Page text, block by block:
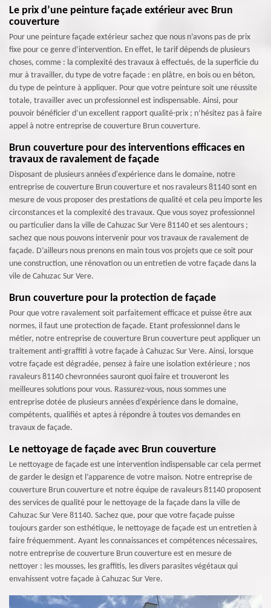
Le prix d’une peinture façade extérieur avec Brun
couverture
Pour une peinture façade extérieur sachez que nous n’avons pas de prix
fixe pour ce genre d’intervention. En effet, le tarif dépends de plusieurs
choses, comme : la complexité des travaux à effectués, de la superficie du
mur à travailler, du type de votre façade : en plâtre, en bois ou en béton,
du type de peinture à appliquer. Pour que votre peinture soit une réussite
totale, travailler avec un professionnel est indispensable. Ainsi, pour
pouvoir bénéficier d’un excellent rapport qualité-prix ; n’hésitez pas à faire
appel à notre entreprise de couverture Brun couverture.
Brun couverture pour des interventions efficaces en
travaux de ravalement de façade
Disposant de plusieurs années d'expérience dans le domaine, notre
entreprise de couverture Brun couverture et nos ravaleurs 81140 sont en
mesure de vous proposer des prestations de qualité et cela peu importe les
circonstances et la complexité des travaux. Que vous soyez professionnel
ou particulier dans la ville de Cahuzac Sur Vere 81140 et ses alentours ;
sachez que nous pouvons intervenir pour vos travaux de ravalement de
façade. D’ailleurs nous prenons en main tous vos projets que ce soit pour
une construction, une rénovation ou un entretien de votre façade dans la
vile de Cahuzac Sur Vere.
Brun couverture pour la protection de façade
Pour que votre ravalement soit parfaitement efficace et puisse être aux
normes, il faut une protection de façade. Etant professionnel dans le
métier, notre entreprise de couverture Brun couverture peut appliquer un
traitement anti-graffiti à votre façade à Cahuzac Sur Vere. Ainsi, lorsque
votre façade est dégradée, pensez à faire une isolation extérieure ; nos
ravaleurs 81140 chevronnées sauront quoi faire et trouveront les
meilleures solutions pour vous. Rassurez-vous, nous sommes une
entreprise dotée de plusieurs années d’expérience dans le domaine,
compétents, qualifiés et aptes à répondre à toutes vos demandes en
travaux de façade.
Le nettoyage de façade avec Brun couverture
Le nettoyage de façade est une intervention indispensable car cela permet
de garder le design et l’apparence de votre maison. Notre entreprise de
couverture Brun couverture et notre équipe de ravaleurs 81140 proposent
des services de qualité pour le nettoyage de la façade dans la ville de
Cahuzac Sur Vere 81140. Sachez que, pour que votre façade puisse
toujours garder son esthétique, le nettoyage de façade est un entretien à
faire fréquemment. Ayant les connaissances et compétences nécessaires,
notre entreprise de couverture Brun couverture est en mesure de
nettoyer : les mousses, les graffitis, les divers parasites végétaux qui
envahissent votre façade à Cahuzac Sur Vere.